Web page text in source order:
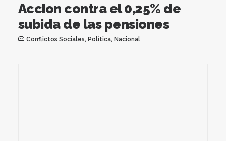
Accion contra el 0,25% de
subida de las pensiones
Conflictos Sociales, Política, Nacional